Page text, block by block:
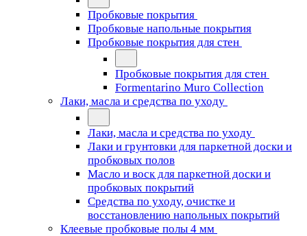
Пробковые покрытия
Пробковые напольные покрытия
Пробковые покрытия для стен
Пробковые покрытия для стен
Formentarino Muro Collection
Лаки, масла и средства по уходу
Лаки, масла и средства по уходу
Лаки и грунтовки для паркетной доски и
пробковых полов
Масло и воск для паркетной доски и
пробковых покрытий
Средства по уходу, очистке и
восстановлению напольных покрытий
Клеевые пробковые полы 4 мм